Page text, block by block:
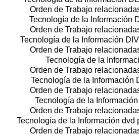
Orden de Trabajo
Tecnología de la Información
Orden de Trabajo
Tecnología de la Información
Orden de Trabajo
Tecnología de la
Orden de Trabajo
Tecnología de la Información
Orden de Trabajo
Tecnología de la
Orden de Trabajo
Tecnología de la Información dvd
Orden de Trabajo